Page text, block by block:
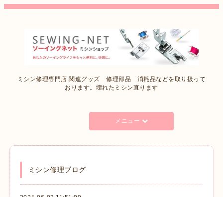
ミシン修理専門店 関連グッズ 修理部品 消耗品などを取り扱って
おります。壊れたミシン直ります
メニュー
ミシン修理ブログ